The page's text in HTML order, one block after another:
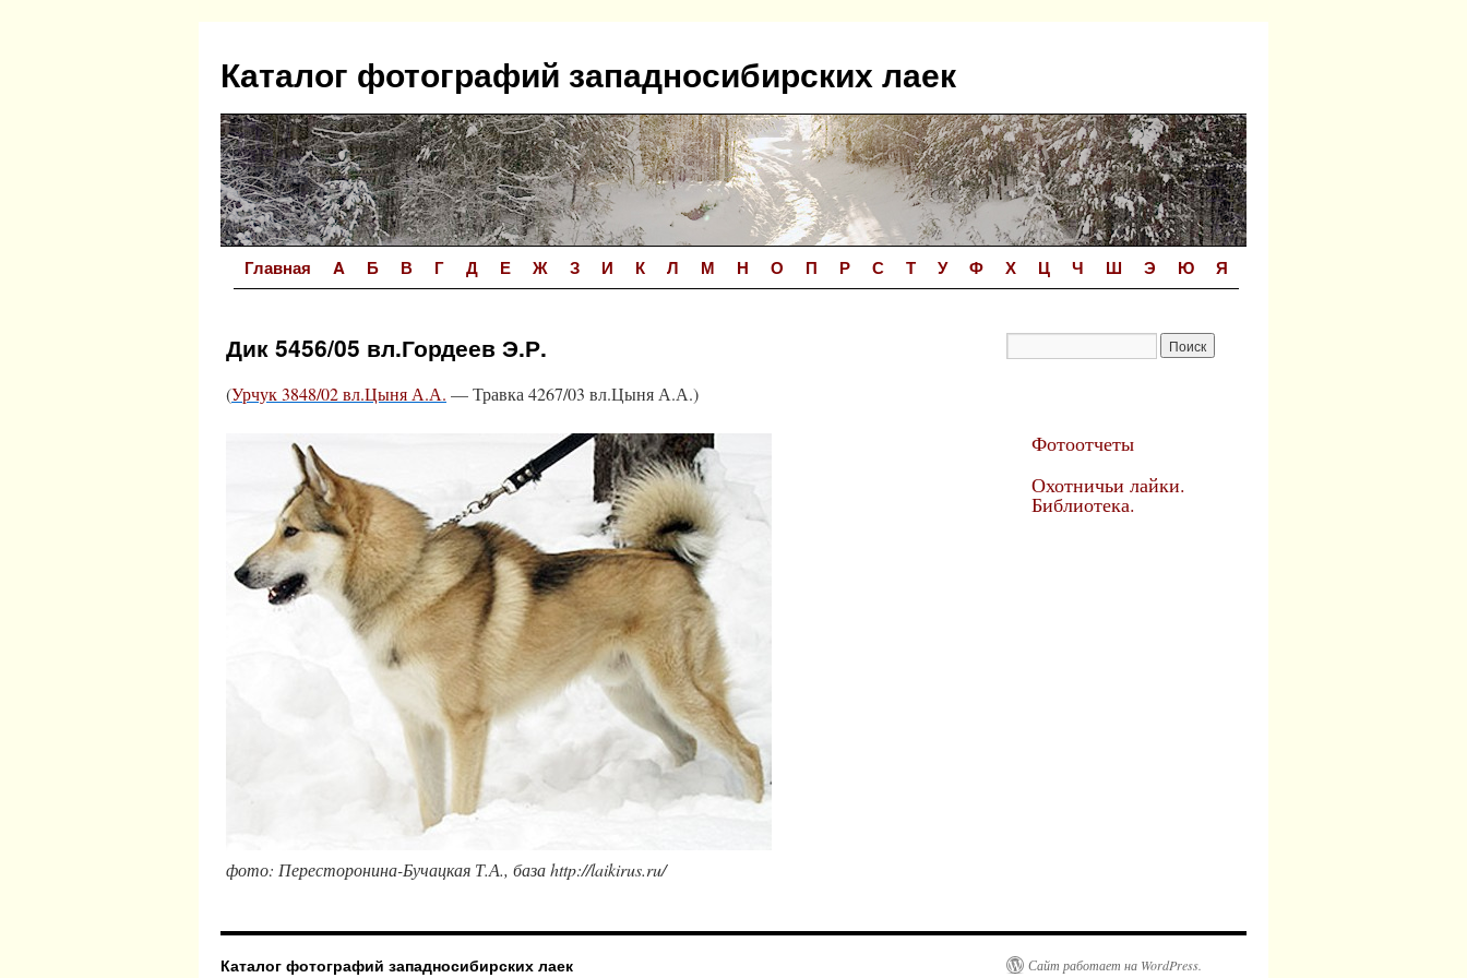
содержимому
Каталог фотографий западносибирских лаек
Главная A Б В Г Д Е Ж З И К Л М Н О П Р С Т У Ф Х Ц Ч Ш Э Ю Я
Дик 5456/05 вл.Гордеев Э.Р.
(Урчук 3848/02 вл.Цыня А.А. — Травка 4267/03 вл.Цыня А.А.)
фото: Пересторонина-Бучацкая Т.А., база http://laikirus.ru/
Фотоотчеты
Охотничьи лайки.
Библиотека.
Каталог фотографий западносибирских лаек Сайт работает на WordPress.